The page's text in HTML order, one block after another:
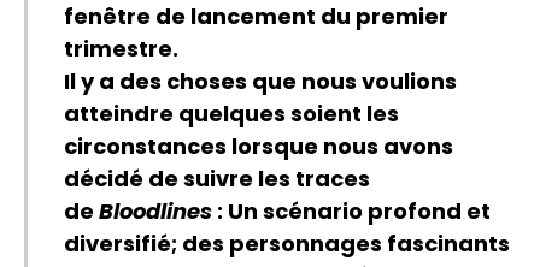
fenêtre de lancement du premier
trimestre.
Il y a des choses que nous voulions
atteindre quelques soient les
circonstances lorsque nous avons
décidé de suivre les traces
de Bloodlines : Un scénario profond et
diversifié; des personnages fascinants